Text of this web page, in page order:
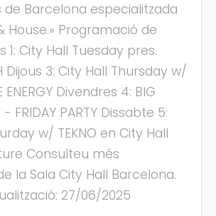
de Barcelona especialitzada
House.» Programació de
1: City Hall Tuesday pres.
Dijous 3: City Hall Thursday w/
ENERGY Divendres 4: BIG
- FRIDAY PARTY Dissabte 5:
w/ TEKNO en City Hall
Consulteu més
la Sala City Hall Barcelona.
27/06/2025